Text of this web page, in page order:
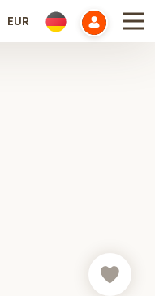
EUR